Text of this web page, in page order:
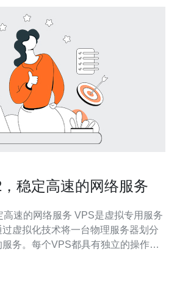
稳定高速的网络服务
务 VPS是虚拟专用服务
虚拟化技术将一台物理服务器划分
务。每个VPS都具有独立的操作系
务，具有稳定高速的